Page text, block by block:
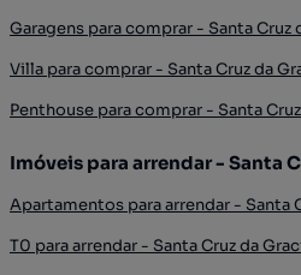
Garagens para comprar - Santa Cruz
Villa para comprar - Santa Cruz da
Penthouse para comprar - Santa
Imóveis para arrendar - Santa
Apartamentos para arrendar - Santa
T0 para arrendar - Santa Cruz da